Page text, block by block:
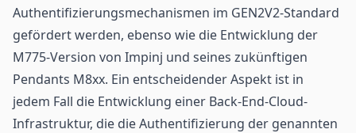
Authentifizierungsmechanismen im GEN2V2-Standard
gefördert werden, ebenso wie die Entwicklung der
M775-Version von Impinj und seines zukünftigen
Pendants M8xx. Ein entscheidender Aspekt ist in
jedem Fall die Entwicklung einer Back-End-Cloud-
Infrastruktur, die die Authentifizierung der genannten